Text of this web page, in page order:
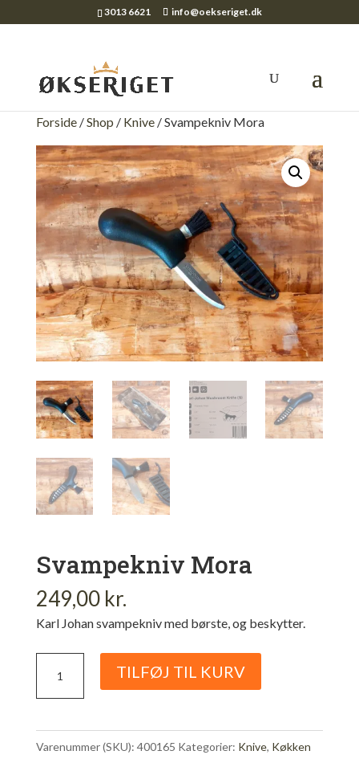
3013 6621 info@oekseriget.dk
Forside/Shop / Knive/ Svampekniv Mora
Svampekniv Mora
249,00 kr.
Karl Johan svampekniv med børste, og beskytter.
Mora
TILFØJ TIL KURV
Varenummer (SKU): 400165 Kategorier: Knive, Køkken